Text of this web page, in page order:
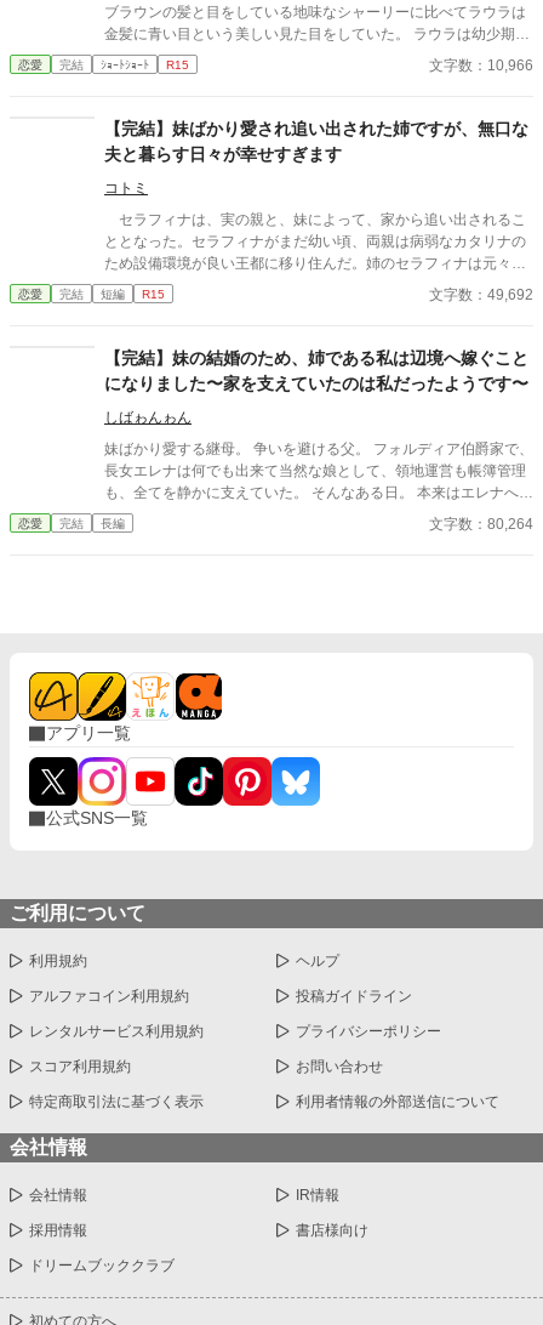
ブラウンの髪と目をしている地味なシャーリーに比べてラウラは
金髪に青い目という美しい見た目をしていた。 ラウラは幼少期身
体が弱く両親はいつもラウラを優先していた。 それは大人になっ
た今でも変わらなかった。 そのせいかラウラはとんでもなく我儘
婚約者ジェイク・カールソン子爵令息にまで手を出してしまう。
彼の子を宿してーー
恋愛 完結 ｼｮｰﾄｼｮｰﾄ R15 文字数：10,966
【完結】妹ばかり愛され追い出された姉ですが、無口な
夫と暮らす日々が幸せすぎます
コトミ
セラフィナは、実の親と、妹によって、家から追い出されるこ
ととなった。セラフィナがまだ幼い頃、両親は病弱なカタリナの
ため設備環境が良い王都に移り住んだ。姉のセラフィナは元々両
親とともに住んでいた田舎に使用人のマーサの二人きりで暮らす
こととなった。お金のない子爵家な上にカタリナのためお金を稼
るとセラフィナだけ残されたのだ。そしてセラフィナが１９歳の
時、３人が家へ戻ってきた。その理由はカタリナの婚約が上手く
いかず王宮にいずらくなったためだ。やっと家族で暮らせると心
待ちにしていたセラフィナは帰宅した父に思いがけないことを告
げられる。 「お前はジェラール・モンフォール伯爵と結婚するこ
とになった。すぐに荷物をまとめるんだ。一週間後には結婚式
だ」 困惑するセラフィナに対して、冷酷にも時間は進み続け、
結婚生活が始まる。
恋愛 完結 短編 R15 文字数：49,692
【完結】妹の結婚のため、姉である私は辺境へ嫁ぐこと
になりました〜家を支えていたのは私だったようです〜
しばゎんゎん
妹ばかり愛する継母。 争いを避ける父。 フォルディア伯爵家で、
長女エレナは何でも出来て当然な娘として、領地運営も帳簿管理
も、全てを静かに支えていた。 そんなある日。 本来はエレナへの
縁談だった侯爵家との婚約は、妹へ譲られることになる。 代わり
に与えられたのは、田舎と噂される辺境伯家への嫁入り。 けれ
恋愛 完結 長編 文字数：80,264
アプリ一覧
公式SNS一覧
ご利用について
利用規約 ヘルプ
アルファコイン利用規約 投稿ガイドライン
レンタルサービス利用規約 プライバシーポリシー
スコア利用規約 お問い合わせ
特定商取引法に基づく表示 利用者情報の外部送信について
会社情報
会社情報 IR情報
採用情報 書店様向け
ドリームブッククラブ
初めての方へ